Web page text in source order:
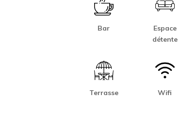
Bar
Espace
détente
Terrasse Wifi